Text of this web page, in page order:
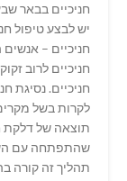
חניכיים בבאר
יש לבצע טיפול
חניכיים –
חניכיים לרוב
חניכיים. נסיגת
לקרות בשל
תוצאה של דלקת
שהתפתחה עם
תהליך זה קורה